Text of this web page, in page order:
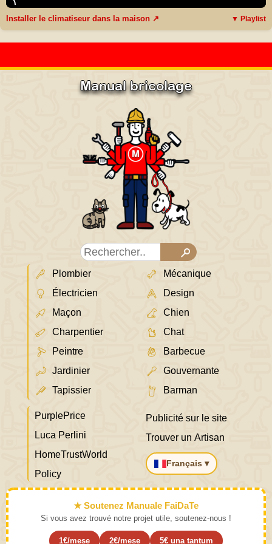
Installer le climatiseur dans la maison ↗ ▼ Playlist
Manual bricolage
Plombier
Électricien
Maçon
Charpentier
Peintre
Jardinier
Tapissier
Mécanique
Design
Chien
Chat
Barbecue
Gouvernante
Barman
PurplePrice
Luca Perlini
HomeTrustWorld
Policy
Publicité sur le site
Trouver un Artisan
Français ▾
★ Soutenez Manuale FaiDaTe
Si vous avez trouvé notre projet utile, soutenez-nous !
1€/mese 2€/mese 5€ una tantum